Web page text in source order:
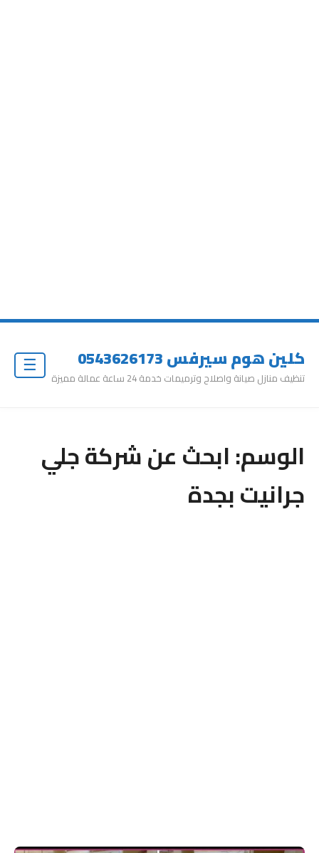
كلين هوم سيرفس 0543626173
تنظيف منازل صيانة واصلاح وترميمات خدمة 24 ساعة عمالة مميزة
الوسم:ابحث عن شركة جلي
جرانيت بجدة